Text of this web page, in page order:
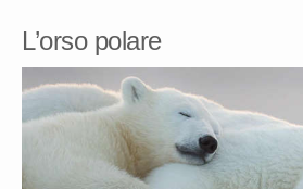
L’orso polare